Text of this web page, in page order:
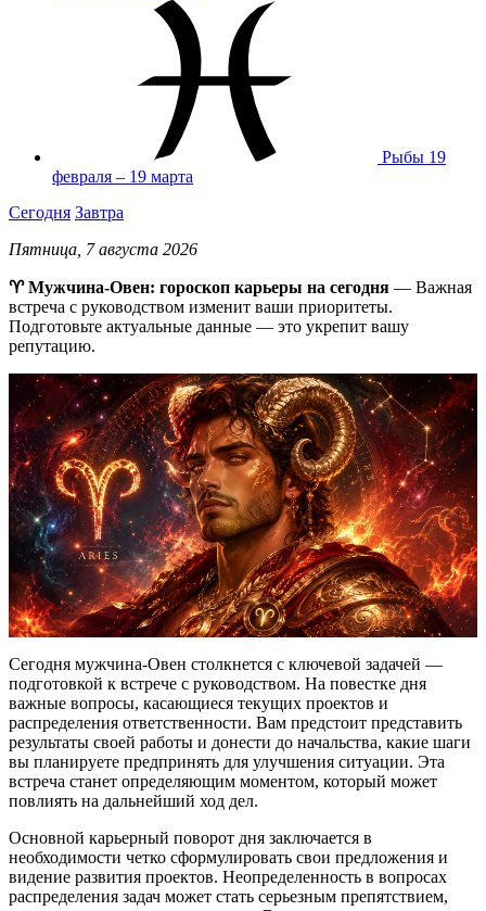
Рыбы 19
февраля – 19 марта
Сегодня Завтра
Пятница, 7 августа 2026
♈ Мужчина-Овен: гороскоп карьеры на сегодня — Важная
встреча с руководством изменит ваши приоритеты.
Подготовьте актуальные данные — это укрепит вашу
репутацию.
Сегодня мужчина-Овен столкнется с ключевой задачей —
подготовкой к встрече с руководством. На повестке дня
важные вопросы, касающиеся текущих проектов и
распределения ответственности. Вам предстоит представить
результаты своей работы и донести до начальства, какие шаги
вы планируете предпринять для улучшения ситуации. Эта
встреча станет определяющим моментом, который может
повлиять на дальнейший ход дел.
Основной карьерный поворот дня заключается в
необходимости четко сформулировать свои предложения и
видение развития проектов. Неопределенность в вопросах
распределения задач может стать серьезным препятствием,